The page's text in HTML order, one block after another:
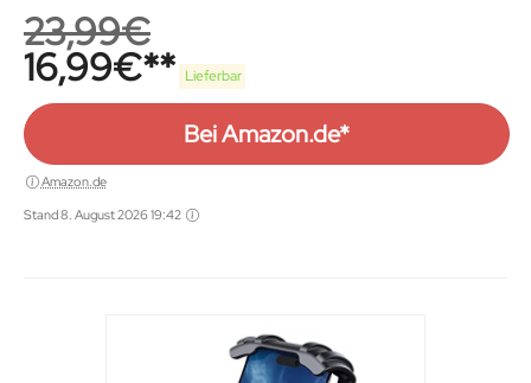
23,99€
16,99€ Lieferbar
Bei Amazon.de*
Amazon.de
Stand 8. August 2026 19:42